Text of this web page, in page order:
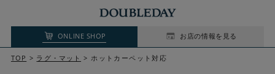
ONLINE SHOP お店の情報を見る
TOP ラグ・マット ホットカーペット対応